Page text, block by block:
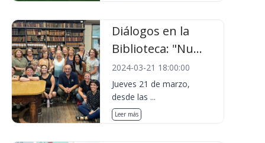
Diálogos en la
Biblioteca: "Nu...
2024-03-21 18:00:00
Jueves 21 de marzo,
desde las ...
Leer más